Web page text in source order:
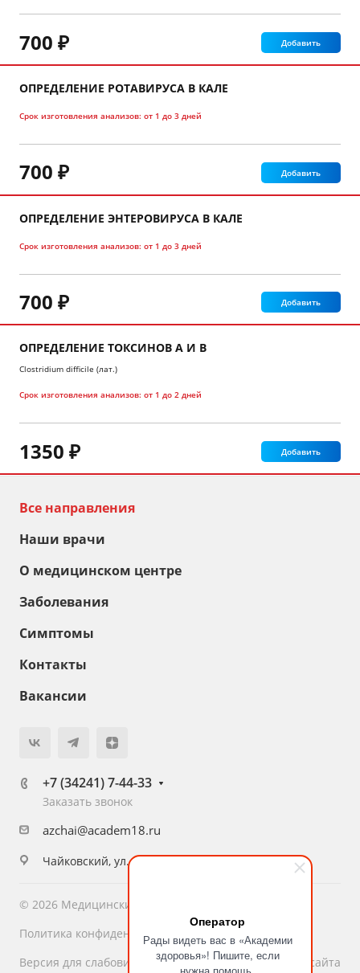
Оператор
Рады видеть вас в «Академии
здоровья»! Пишите, если
700 ₽ Добавить
ОПРЕДЕЛЕНИЕ РОТАВИРУСА В КАЛЕ
Срок изготовления анализов: от 1 до 3 дней
700 ₽ Добавить
ОПРЕДЕЛЕНИЕ ЭНТЕРОВИРУСА В КАЛЕ
Срок изготовления анализов: от 1 до 3 дней
700 ₽ Добавить
ОПРЕДЕЛЕНИЕ ТОКСИНОВ А И В
Clostridium difficile (лат.)
Срок изготовления анализов: от 1 до 2 дней
1350 ₽ Добавить
Все направления
Наши врачи
О медицинском центре
Заболевания
Симптомы
Контакты
Вакансии
+7 (34241) 7-44-33
Заказать звонок
azchai@academ18.ru
Чайковский, ул. Приморский бульвар, 51
© 2026 Медицинский центр «Академия Здоровья»
Политика конфиденциальности
Версия для слабовидящих
Карта сайта